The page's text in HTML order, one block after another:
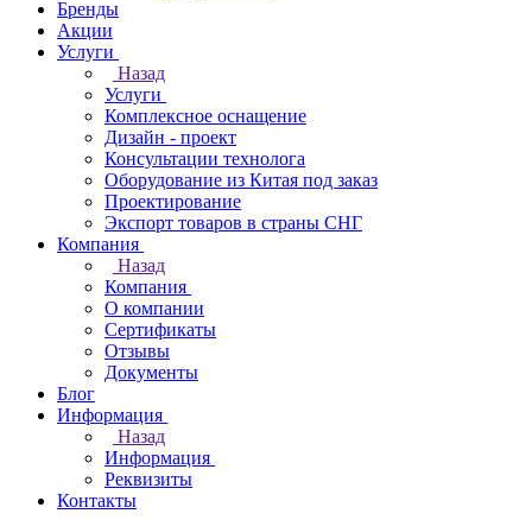
Бренды
Акции
Услуги
Назад
Услуги
Комплексное оснащение
Дизайн - проект
Консультации технолога
Оборудование из Китая под заказ
Проектирование
Экспорт товаров в страны СНГ
Компания
Назад
Компания
О компании
Сертификаты
Отзывы
Документы
Блог
Информация
Назад
Информация
Реквизиты
Контакты